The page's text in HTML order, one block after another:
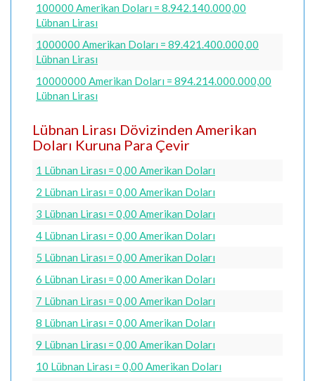
100000 Amerikan Doları = 8.942.140.000,00
Lübnan Lirası
1000000 Amerikan Doları = 89.421.400.000,00
Lübnan Lirası
10000000 Amerikan Doları = 894.214.000.000,00
Lübnan Lirası
Lübnan Lirası Dövizinden Amerikan
Doları Kuruna Para Çevir
1 Lübnan Lirası = 0,00 Amerikan Doları
2 Lübnan Lirası = 0,00 Amerikan Doları
3 Lübnan Lirası = 0,00 Amerikan Doları
4 Lübnan Lirası = 0,00 Amerikan Doları
5 Lübnan Lirası = 0,00 Amerikan Doları
6 Lübnan Lirası = 0,00 Amerikan Doları
7 Lübnan Lirası = 0,00 Amerikan Doları
8 Lübnan Lirası = 0,00 Amerikan Doları
9 Lübnan Lirası = 0,00 Amerikan Doları
10 Lübnan Lirası = 0,00 Amerikan Doları